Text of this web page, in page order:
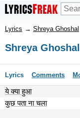
Lyrics → Shreya Ghoshal
Shreya Ghoshal
Lyrics Comments
ये क्या हुआ
कुछ पता ना चला